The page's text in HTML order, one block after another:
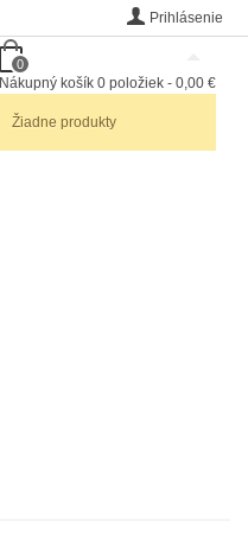
Prihlásenie
0
Nákupný košík 0 položiek - 0,00 €
Žiadne produkty